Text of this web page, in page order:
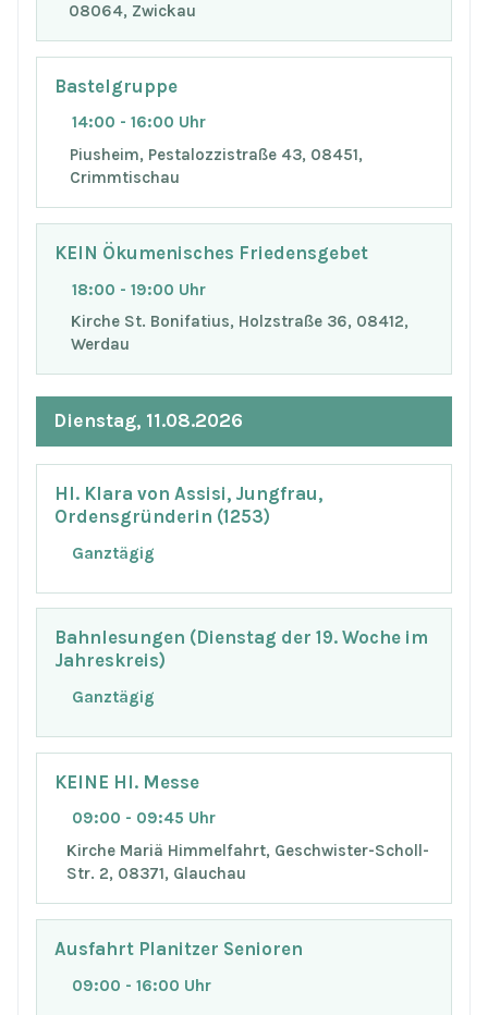
08064, Zwickau
Bastelgruppe
14:00 - 16:00 Uhr
Piusheim, Pestalozzistraße 43, 08451,
Crimmtischau
KEIN Ökumenisches Friedensgebet
18:00 - 19:00 Uhr
Kirche St. Bonifatius, Holzstraße 36, 08412,
Werdau
Dienstag, 11.08.2026
Hl. Klara von Assisi, Jungfrau,
Ordensgründerin (1253)
Ganztägig
Bahnlesungen (Dienstag der 19. Woche im
Jahreskreis)
Ganztägig
KEINE Hl. Messe
09:00 - 09:45 Uhr
Kirche Mariä Himmelfahrt, Geschwister-Scholl-
Str. 2, 08371, Glauchau
Ausfahrt Planitzer Senioren
09:00 - 16:00 Uhr